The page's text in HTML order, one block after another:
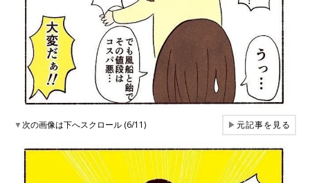
▼次の画像は下へスクロール (6/11) ▶元記事を見る